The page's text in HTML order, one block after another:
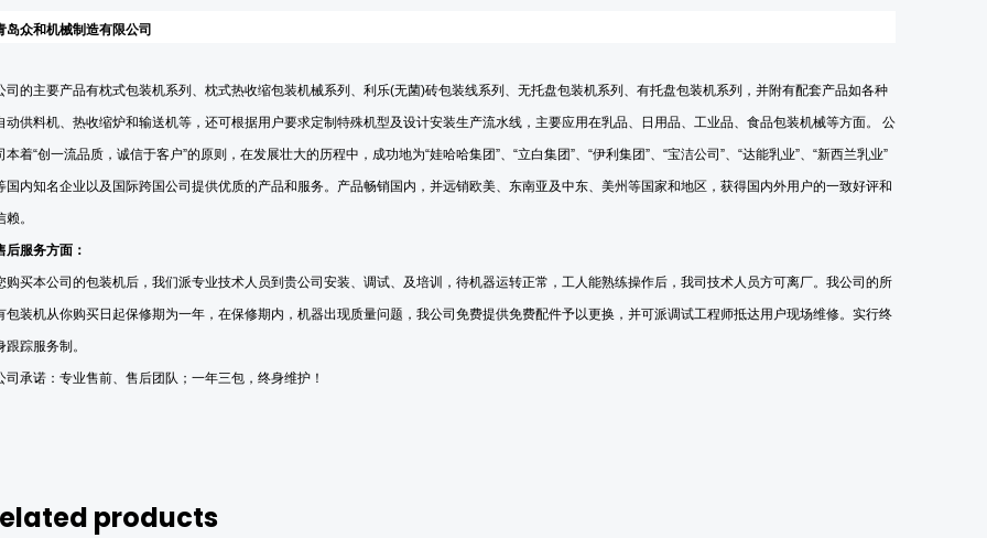
岛众和机械制造有限公司
司的主要产品有枕式包装机系列、枕式热收缩包装机械系列、利乐(无菌)砖包装线系列、无托盘包装机系列、有托盘包装机系列，并附有配套产品如各种
动供料机、热收缩炉和输送机等，还可根据用户要求定制特殊机型及设计安装生产流水线，主要应用在乳品、日用品、工业品、食品包装机械等方面。 公
本着“创一流品质，诚信于客户”的原则，在发展壮大的历程中，成功地为“娃哈哈集团” “立白集团” “伊利集团” “宝洁公司” “达能乳业” “新西兰乳业”
国内知名企业以及国际跨国公司提供优质的产品和服务。产品畅销国内，并远销欧美、东南亚及中东、美州等国家和地区，获得国内外用户的一致好评和
赖。
后服务方面：
购买本公司的包装机后，我们派专业技术人员到贵公司安装、调试、及培训 ，待机器运转正常，工人能熟练操作后，我司技术人员方可离厂。我公司的所
包装机从你购买日起保修期为一年，在保修期内， 机器出现质量问题， 我公司免费提供免费配件予以更换 ， 并可派调试工程师抵达用户现场维修。实行终
跟踪服务制。
司承诺：专业售前、售后团队 ；一年三包，终身维护 ！
products